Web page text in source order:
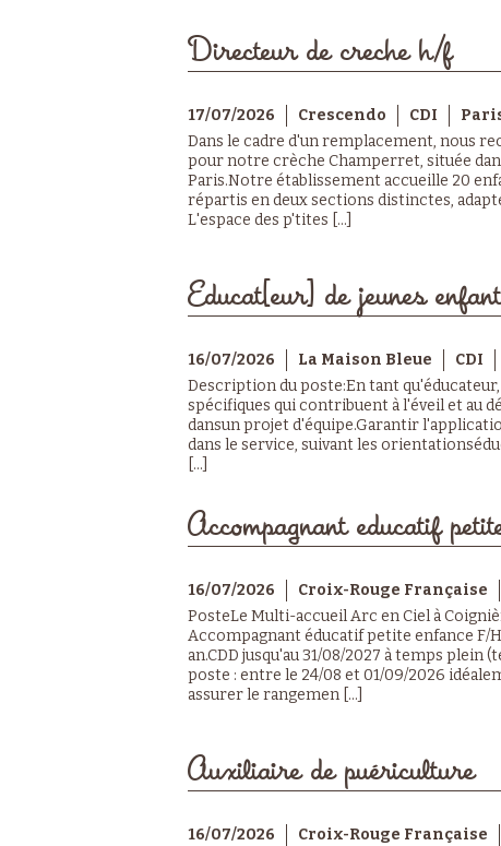
Directeur de creche h/f
17/07/2026 Crescendo CDI
Dans le cadre d'un remplacement, nous
pour notre crèche Champerret, située
Paris.Notre établissement accueille 20
répartis en deux sections distinctes,
L'espace des p'tites [...]
Educat[eur] de jeunes
16/07/2026 La Maison Bleue CDI
Description du poste:En tant
spécifiques qui contribuent à l'éveil et au
dansun projet d'équipe.Garantir
dans le service, suivant les
[...]
Accompagnant educatif
16/07/2026 Croix-Rouge Française
PosteLe Multi-accueil Arc en Ciel à
Accompagnant éducatif petite enfance F/
an.CDD jusqu'au 31/08/2027 à temps plein
poste : entre le 24/08 et 01/09/2026
assurer le rangemen [...]
Auxiliaire de puériculture
16/07/2026 Croix-Rouge Française